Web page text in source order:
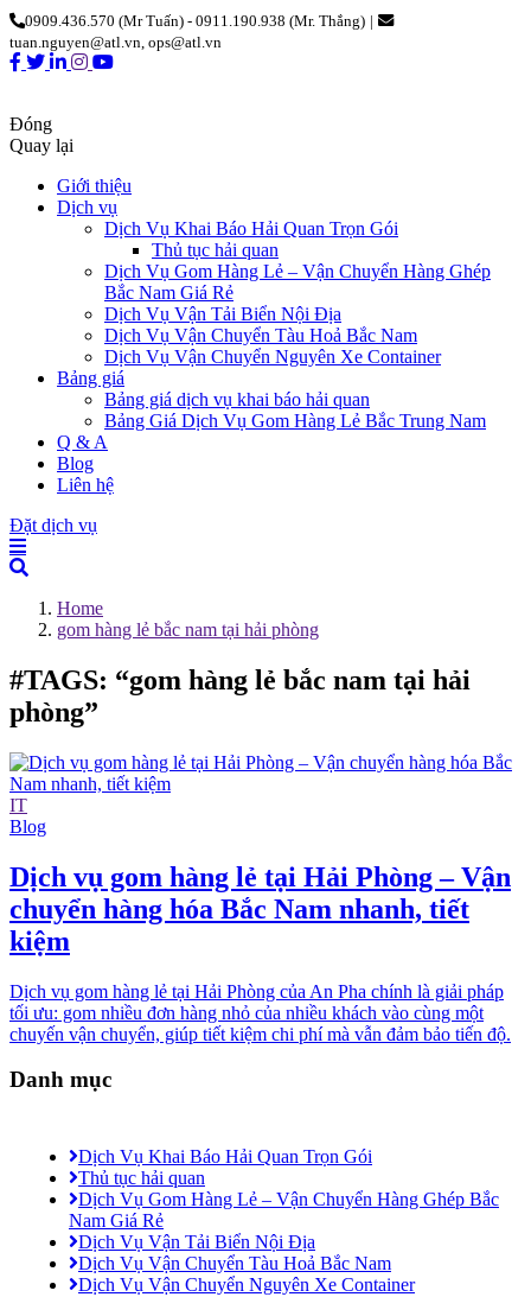
0909.436.570 (Mr Tuấn) - 0911.190.938 (Mr. Thắng) |
tuan.nguyen@atl.vn, ops@atl.vn
Đóng
Quay lại
Giới thiệu
Dịch vụ
Dịch Vụ Khai Báo Hải Quan Trọn Gói
Thủ tục hải quan
Dịch Vụ Gom Hàng Lẻ – Vận Chuyển Hàng Ghép
Bắc Nam Giá Rẻ
Dịch Vụ Vận Tải Biển Nội Địa
Dịch Vụ Vận Chuyển Tàu Hoả Bắc Nam
Dịch Vụ Vận Chuyển Nguyên Xe Container
Bảng giá
Bảng giá dịch vụ khai báo hải quan
Bảng Giá Dịch Vụ Gom Hàng Lẻ Bắc Trung Nam
Q & A
Blog
Liên hệ
Đặt dịch vụ
Home
gom hàng lẻ bắc nam tại hải phòng
#TAGS: “gom hàng lẻ bắc nam tại hải
phòng”
IT
Blog
Dịch vụ gom hàng lẻ tại Hải Phòng – Vận
chuyển hàng hóa Bắc Nam nhanh, tiết
kiệm
Dịch vụ gom hàng lẻ tại Hải Phòng của An Pha chính là giải pháp
tối ưu: gom nhiều đơn hàng nhỏ của nhiều khách vào cùng một
chuyến vận chuyển, giúp tiết kiệm chi phí mà vẫn đảm bảo tiến độ.
Danh mục
Dịch Vụ Khai Báo Hải Quan Trọn Gói
Thủ tục hải quan
Dịch Vụ Gom Hàng Lẻ – Vận Chuyển Hàng Ghép Bắc
Nam Giá Rẻ
Dịch Vụ Vận Tải Biển Nội Địa
Dịch Vụ Vận Chuyển Tàu Hoả Bắc Nam
Dịch Vụ Vận Chuyển Nguyên Xe Container